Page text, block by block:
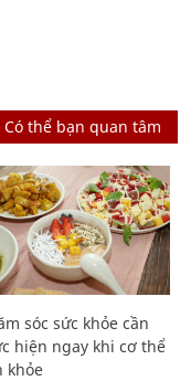
Có thể bạn quan tâm
sóc sức khỏe cần
hiện ngay khi cơ thể
khỏe